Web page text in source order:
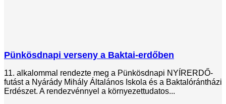
Pünkösdnapi verseny a Baktai-erdőben
11. alkalommal rendezte meg a Pünkösdnapi NYÍRERDŐ-
futást a Nyárády Mihály Általános Iskola és a Baktalórántházi
Erdészet. A rendezvénnyel a környezettudatos...